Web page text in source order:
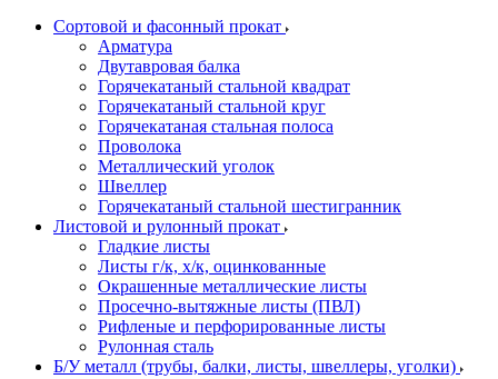
Сортовой и фасонный прокат
Арматура
Двутавровая балка
Горячекатаный стальной квадрат
Горячекатаный стальной круг
Горячекатаная стальная полоса
Проволока
Металлический уголок
Швеллер
Горячекатаный стальной шестигранник
Листовой и рулонный прокат
Гладкие листы
Листы г/к, х/к, оцинкованные
Окрашенные металлические листы
Просечно-вытяжные листы (ПВЛ)
Рифленые и перфорированные листы
Рулонная сталь
Б/У металл (трубы, балки, листы, швеллеры, уголки)